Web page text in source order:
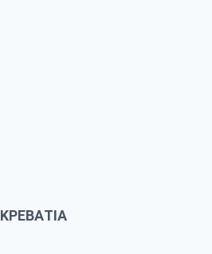
ΚΡΕΒΑΤΙΑ